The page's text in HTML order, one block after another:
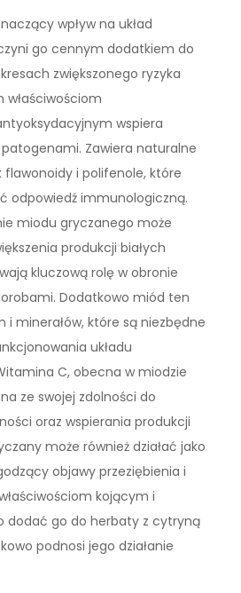
wpływ na układ
go cennym dodatkiem do
zwiększonego ryzyka
właściwościom
wspiera
Zawiera naturalne
flawonoidy i polifenole, które
odpowiedź immunologiczną.
miodu gryczanego może
produkcji białych
kluczową rolę w obronie
Dodatkowo miód ten
i minerałów, które są niezbędne
układu
C, obecna w miodzie
ze swojej zdolności do
oraz wspierania produkcji
może również działać jako
objawy przeziębienia i
kojącym i
dodać go do herbaty z cytryną
podnosi jego działanie